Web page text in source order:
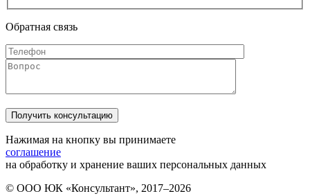
Обратная связь
Нажимая на кнопку вы принимаете
соглашение
на обработку и хранение ваших персональных данных
© ООО ЮК «Консультант», 2017–2026